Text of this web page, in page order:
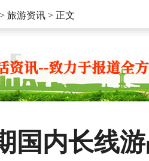
> 旅游资讯 > 正文
国内长线